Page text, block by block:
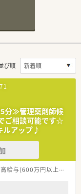
び順
分≫管理薬剤師候
ご相談可能です☆
ルアップ♪
高給与(600万円以上)